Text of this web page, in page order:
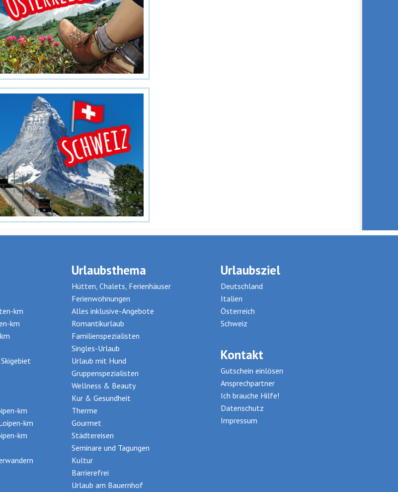
km
km
km
km
km
Urlaubsthema
Hütten, Chalets, Ferienhäuser
Ferienwohnungen
Alles inklusive-Angebote
Romantikurlaub
Familienspezialisten
Singles-Urlaub
Urlaub mit Hund
Gruppenspezialisten
Wellness & Beauty
Kur & Gesundheit
Therme
Gourmet
Städtereisen
Seminare und Tagungen
Kultur
Barrierefrei
Urlaub am Bauernhof
Urlaubsziel
Deutschland
Italien
Österreich
Schweiz
Kontakt
Gutschein einlösen
Ansprechpartner
Ich brauche Hilfe!
Datenschutz
Impressum